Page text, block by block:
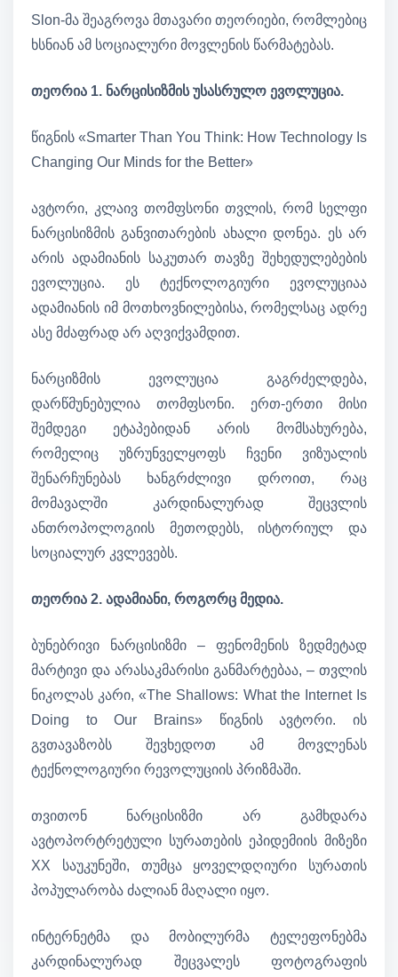
Slon-მა შეაგროვა მთავარი თეორიები, რომლებიც
ხსნიან ამ სოციალური მოვლენის წარმატებას.
თეორია 1. ნარცისიზმის უსასრულო ევოლუცია.
წიგნის «Smarter Than You Think: How Technology Is
Changing Our Minds for the Better»
ავტორი, კლაივ თომფსონი თვლის, რომ სელფი
ნარცისიზმის განვითარების ახალი დონეა. ეს არ
არის ადამიანის საკუთარ თავზე შეხედულებების
ევოლუცია. ეს ტექნოლოგიური ევოლუციაა
ადამიანის იმ მოთხოვნილებისა, რომელსაც ადრე
ასე მძაფრად არ აღვიქვამდით.
ნარციზმის ევოლუცია გაგრძელდება,
დარწმუნებულია თომფსონი. ერთ-ერთი მისი
შემდეგი ეტაპებიდან არის მომსახურება,
რომელიც უზრუნველყოფს ჩვენი ვიზუალის
შენარჩუნებას ხანგრძლივი დროით, რაც
მომავალში კარდინალურად შეცვლის
ანთროპოლოგიის მეთოდებს, ისტორიულ და
სოციალურ კვლევებს.
თეორია 2. ადამიანი, როგორც მედია.
ბუნებრივი ნარცისიზმი – ფენომენის ზედმეტად
მარტივი და არასაკმარისი განმარტებაა, – თვლის
ნიკოლას კარი, «The Shallows: What the Internet Is
Doing to Our Brains» წიგნის ავტორი. ის
გვთავაზობს შევხედოთ ამ მოვლენას
ტექნოლოგიური რევოლუციის პრიზმაში.
თვითონ ნარცისიზმი არ გამხდარა
ავტოპორტრეტული სურათების ეპიდემიის მიზეზი
XX საუკუნეში, თუმცა ყოველდღიური სურათის
პოპულარობა ძალიან მაღალი იყო.
ინტერნეტმა და მობილურმა ტელეფონებმა
კარდინალურად შეცვალეს ფოტოგრაფის